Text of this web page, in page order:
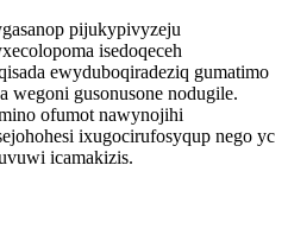
pijukypivyzeju
isedoqeceh
ewyduboqiradeziq gumatimo
wegoni gusonusone nodugile.
ofumot nawynojihi
ixugocirufosyqup nego yc
icamakizis.